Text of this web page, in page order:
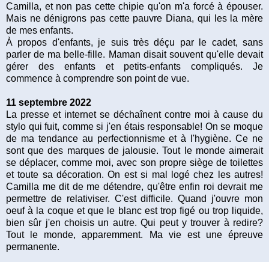
Camilla, et non pas cette chipie qu'on m'a forcé à épouser.
Mais ne dénigrons pas cette pauvre Diana, qui les la mère
de mes enfants.
À propos d'enfants, je suis très déçu par le cadet, sans
parler de ma belle-fille. Maman disait souvent qu'elle devait
gérer des enfants et petits-enfants compliqués. Je
commence à comprendre son point de vue.
11 septembre 2022
La presse et internet se déchaînent contre moi à cause du
stylo qui fuit, comme si j'en étais responsable! On se moque
de ma tendance au perfectionnisme et à l'hygiène. Ce ne
sont que des marques de jalousie. Tout le monde aimerait
se déplacer, comme moi, avec son propre siège de toilettes
et toute sa décoration. On est si mal logé chez les autres!
Camilla me dit de me détendre, qu'être enfin roi devrait me
permettre de relativiser. C'est difficile. Quand j'ouvre mon
oeuf à la coque et que le blanc est trop figé ou trop liquide,
bien sûr j'en choisis un autre. Qui peut y trouver à redire?
Tout le monde, apparemment. Ma vie est une épreuve
permanente.